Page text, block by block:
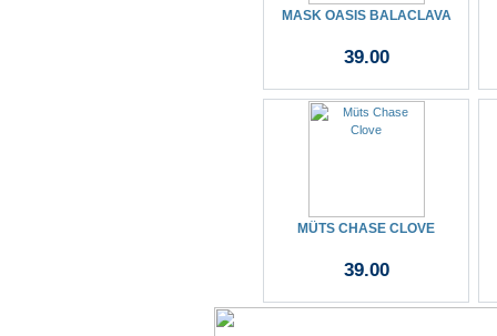
MASK OASIS BALACLAVA
39.00
MÜTS CHASE CLOVE
39.00